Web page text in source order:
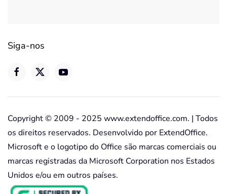
Siga-nos
Copyright © 2009 - 2025 www.extendoffice.com. | Todos
os direitos reservados. Desenvolvido por ExtendOffice.
Microsoft e o logotipo do Office são marcas comerciais ou
marcas registradas da Microsoft Corporation nos Estados
Unidos e/ou em outros países.